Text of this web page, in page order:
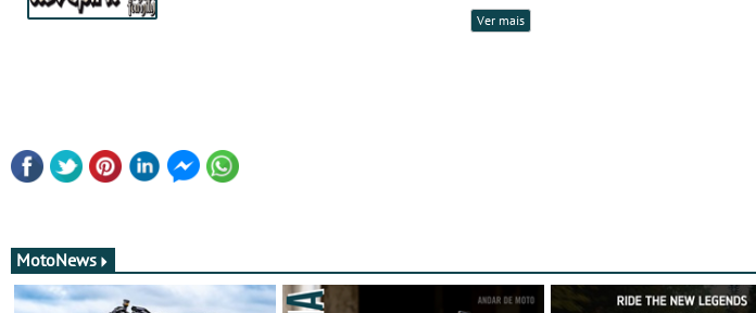
Ver mais
MotoNews